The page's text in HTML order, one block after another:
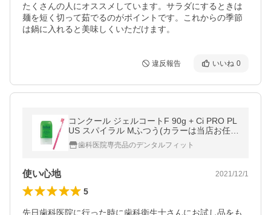
たくさんの人にオススメしています。サラダにするときは
麺を短く切って茹でるのがポイントです。これからの季節
は鍋に入れると美味しくいただけます。
違反報告 いいね 0
コンクール ジェルコートF 90g + Ci PRO PL
US スパイラル Mふつう(カラーは当店お任
せ) 1本 お買い得セット(メール便3点まで)
歯科医院専売品のデンタルフィット
使い心地 2021/12/1
5
先日歯科医院に行った時に歯科衛生士さんにお試し品をも